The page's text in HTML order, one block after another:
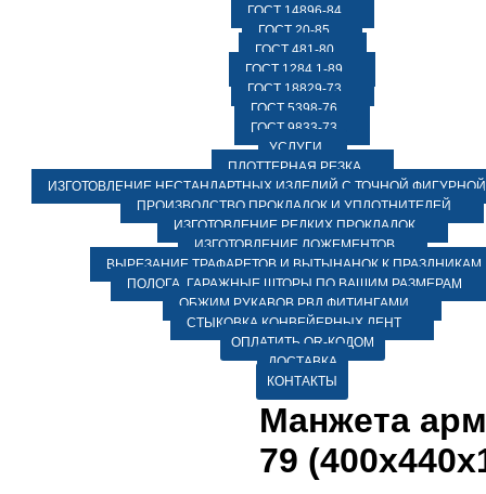
ГОСТ 14896-84
ГОСТ 20-85
ГОСТ 481-80
ГОСТ 1284.1-89
ГОСТ 18829-73
ГОСТ 5398-76
ГОСТ 9833-73
УСЛУГИ
ПЛОТТЕРНАЯ РЕЗКА
ИЗГОТОВЛЕНИЕ НЕСТАНДАРТНЫХ ИЗДЕЛИЙ С ТОЧНОЙ ФИГУРНОЙ
ПРОИЗВОДСТВО ПРОКЛАДОК И УПЛОТНИТЕЛЕЙ
ИЗГОТОВЛЕНИЕ РЕДКИХ ПРОКЛАДОК
ИЗГОТОВЛЕНИЕ ЛОЖЕМЕНТОВ
ВЫРЕЗАНИЕ ТРАФАРЕТОВ И ВЫТЫНАНОК К ПРАЗДНИКАМ
ПОЛОГА, ГАРАЖНЫЕ ШТОРЫ ПО ВАШИМ РАЗМЕРАМ
ОБЖИМ РУКАВОВ РВД ФИТИНГАМИ
СТЫКОВКА КОНВЕЙЕРНЫХ ЛЕНТ
ОПЛАТИТЬ QR-КОДОМ
ДОСТАВКА
КОНТАКТЫ
Манжета
79